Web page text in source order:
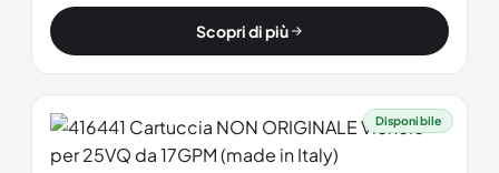
Scopri di più
Disponibile